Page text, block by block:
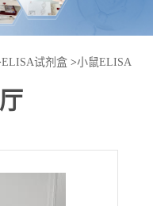
ELISA试剂盒 >小鼠ELISA
试剂盒